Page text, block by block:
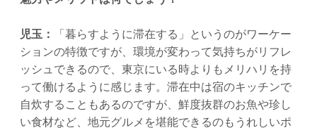
児玉：
「暮らすように滞在する」というのがワーケー
ションの特徴ですが、環境が変わって気持ちがリフレ
ッシュできるので、東京にいる時よりもメリハリを持
って働けるように感じます。滞在中は宿のキッチンで
自炊することもあるのですが、鮮度抜群のお魚や珍し
い食材など、地元グルメを堪能できるのもうれしいポ